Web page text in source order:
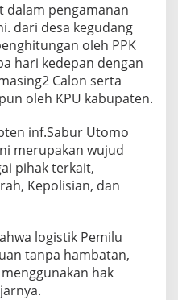
dalam pengamanan
dari desa kegudang
oleh PPK
hari kedepan dengan
Calon serta
oleh KPU kabupaten.
inf.Sabur Utomo
merupakan wujud
pihak terkait,
Kepolisian, dan
logistik Pemilu
tanpa hambatan,
hak